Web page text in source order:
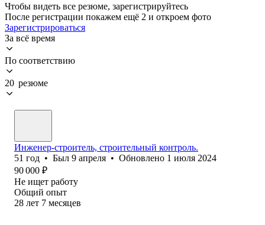
Чтобы видеть все резюме, зарегистрируйтесь
После регистрации покажем ещё 2 и откроем фото
Зарегистрироваться
За всё время
По соответствию
20 резюме
Инженер-строитель, строительный контроль.
51 год • Был 9 апреля • Обновлено 1 июля 2024
90 000 ₽
Не ищет работу
Общий опыт
28 лет 7 месяцев